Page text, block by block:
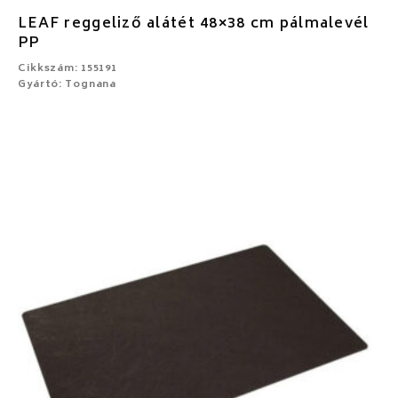
LEAF reggeliző alátét 48×38 cm pálmalevél
PP
Cikkszám: 155191
Gyártó: Tognana